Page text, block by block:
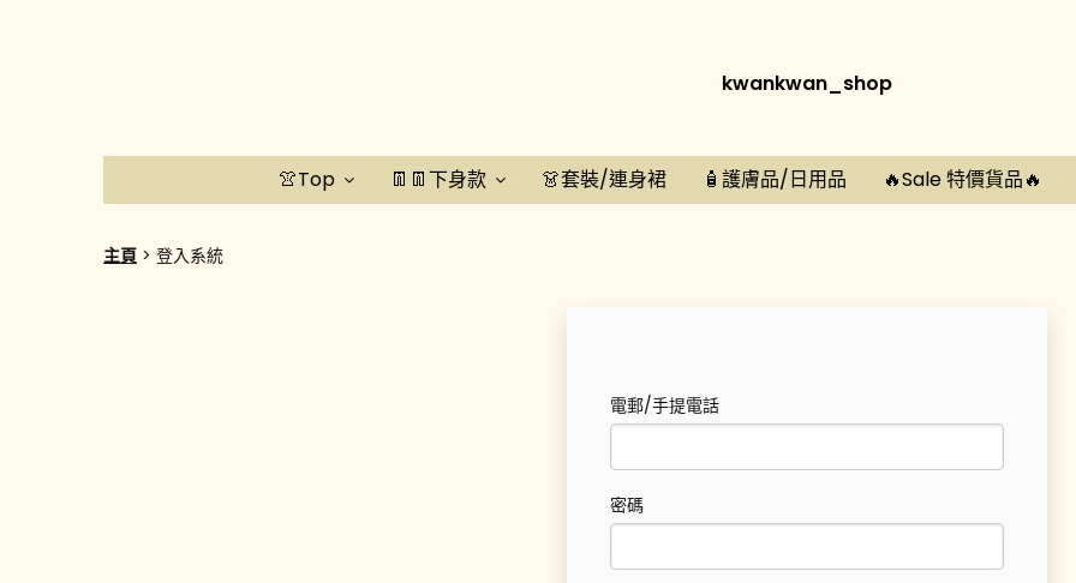
kwankwan_shop
👚Top 👖👖下身款 👗套裝/連身裙 🧴護膚品/日用品 🔥Sale 特價貨品🔥
主頁 登入系統
電郵/手提電話
密碼